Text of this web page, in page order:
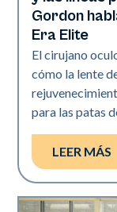
Gordon
Era Elite
El cirujano
cómo la lente
para las patas
LEER MÁS